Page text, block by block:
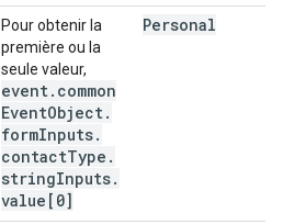
Pour obtenir la
première ou la
seule valeur,
event. common
EventObject.
formInputs.
contactType .
stringInputs.
value[0]
Personal